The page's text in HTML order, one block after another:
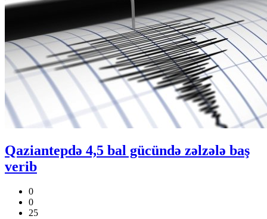
Qaziantepdə 4,5 bal gücündə zəlzələ baş
verib
0
0
25